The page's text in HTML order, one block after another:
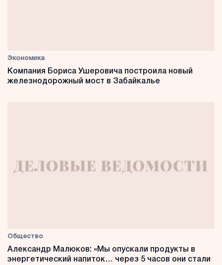
Экономика
Компания Бориса Ушеровича построила новый
железнодорожный мост в Забайкалье
Общество
Александр Малюков: «Мы опускали продукты в
энергетический напиток… через 5 часов они стали